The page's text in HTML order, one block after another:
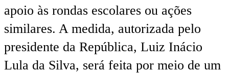
apoio às rondas escolares ou ações
similares. A medida, autorizada pelo
presidente da República, Luiz Inácio
Lula da Silva, será feita por meio de um